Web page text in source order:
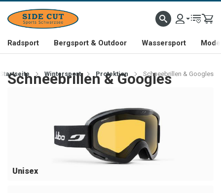
Radsport Bergsport & Outdoor Wassersport
Startseite Wintersport Protektion Schneebrillen & Googles
Schneebrillen & Googles
Unisex